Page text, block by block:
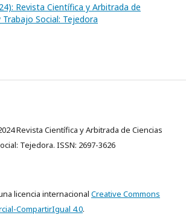
Revista Científica y Arbitrada de
Trabajo Social: Tejedora
Revista Científica y Arbitrada de Ciencias
Tejedora. ISSN: 2697-3626
licencia internacional Creative Commons
CompartirIgual 4.0.